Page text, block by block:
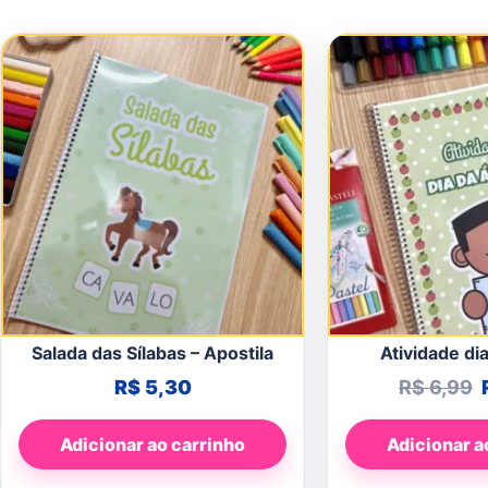
Salada das Sílabas – Apostila
R$5,30
Adicionar ao carrinho
Atividade
R$6,99
Adicionar